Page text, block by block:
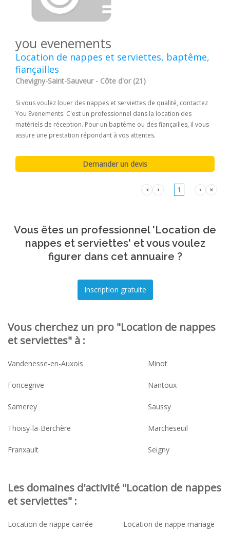
you evenements
Location de nappes et serviettes, baptême,
fiançailles
Chevigny-Saint-Sauveur - Côte d'or (21)
Si vous voulez louer des nappes et serviettes de qualité, contactez
You Evenements. C'est un professionnel dans la location des
matériels de réception. Pour un baptême ou des fiançailles, il vous
assure une prestation répondant à vos attentes.
1
Vous êtes un professionnel 'Location de
nappes et serviettes' et vous voulez
figurer dans cet annuaire ?
Vous cherchez un pro "Location de nappes
et serviettes" à :
Vandenesse-en-Auxois Minot
Foncegrive Nantoux
Samerey Saussy
Thoisy-la-Berchère Marcheseuil
Franxault Seigny
Les domaines d'activité "Location de nappes
et serviettes" :
Location de nappe carrée Location de nappe mariage